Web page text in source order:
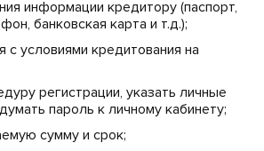
информации кредитору (паспорт,
банковская карта и т.д.);
с условиями кредитования на
регистрации, указать личные
пароль к личному кабинету;
сумму и срок;